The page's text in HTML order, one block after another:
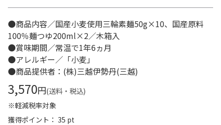
●商品内容／国産小麦使用三輪素麺50g×10、国産原料
100％麺つゆ200ml×2／木箱入
●賞味期間／常温で1年6ヵ月
●アレルギー／「小麦」
●商品提供者：(株)三越伊勢丹(三越)
3,570円(送料・税込)
※軽減税率対象
獲得ポイント： 35 pt